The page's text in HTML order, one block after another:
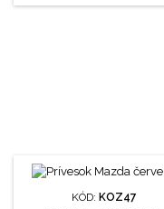
KÓD: KOZ47